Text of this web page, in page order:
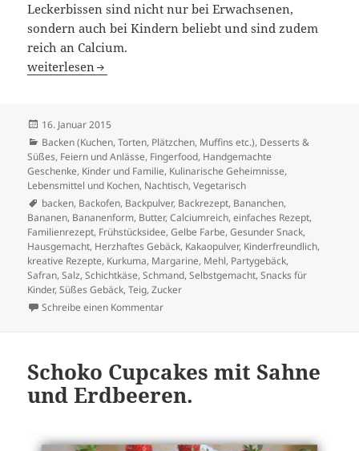
Leckerbissen sind nicht nur bei Erwachsenen,
sondern auch bei Kindern beliebt und sind zudem
reich an Calcium.
Bananchen mit Schichtkäse: Der unwiderstehliche
weiterlesen
Veröffentlicht
am
16. Januar 2015
Kategorien
Backen (Kuchen, Torten, Plätzchen, Muffins etc.), Desserts &
Süßes, Feiern und Anlässe, Fingerfood, Handgemachte
Geschenke, Kinder und Familie, Kulinarische Geheimnisse,
Lebensmittel und Kochen, Nachtisch,Vegetarisch
Schlagwörter
backen, Backofen, Backpulver, Backrezept, Bananchen,
Bananen, Bananenform, Butter,Calciumreich,einfaches Rezept,
Familienrezept, Frühstücksidee,Gelbe Farbe,Gesunder Snack,
Hausgemacht, Herzhaftes Gebäck, Kakaopulver, Kinderfreundlich,
kreative Rezepte, Kurkuma, Margarine, Mehl, Partygebäck,
Safran,Salz,Schichtkäse,Schmand,Selbstgemacht,Snacks für
Kinder,Süßes Gebäck,Teig,Zucker
Schreibe einen Kommentarzu Bananchen mit Schichtkäse: Der
Schoko Cupcakes mit Sahne
und Erdbeeren.